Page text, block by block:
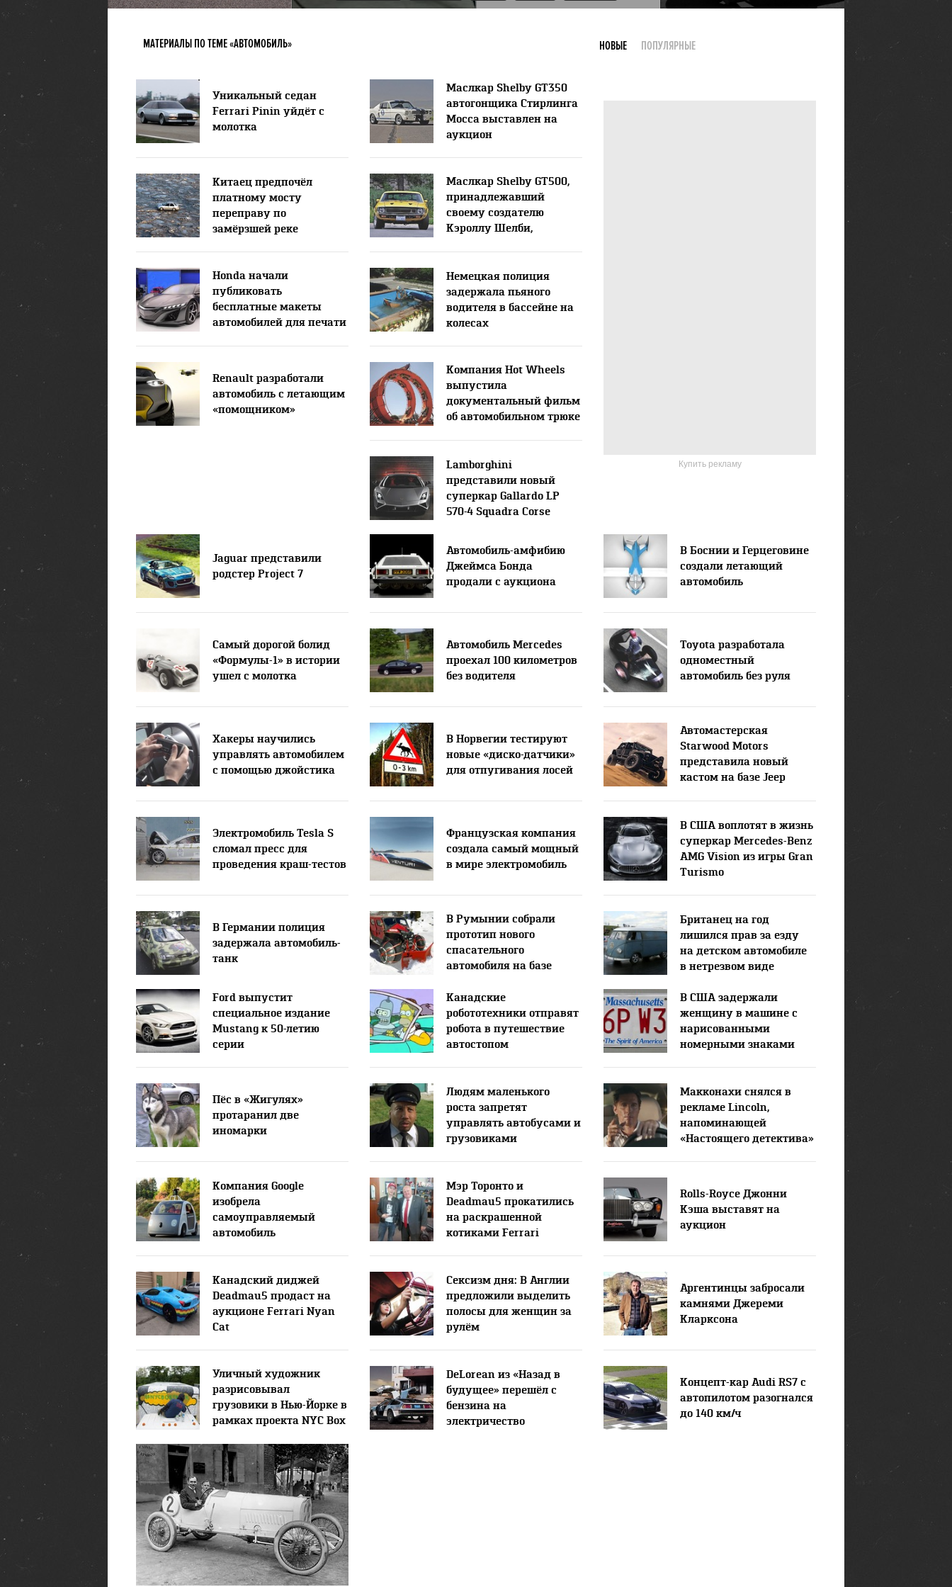
МАТЕРИАЛЫ ПО ТЕМЕ «АВТОМОБИЛЬ» НОВЫЕ ПОПУЛЯРНЫЕ
Купить рекламу
Уникальный седан
Ferrari Pinin уйдёт с
молотка
Китаец предпочёл
платному мосту
переправу по
замёрзшей реке
Honda начали
публиковать
бесплатные макеты
автомобилей для печати
Renault разработали
автомобиль с летающим
«помощником»
Маслкар Shelby GT350
автогонщика Стирлинга
Мосса выставлен на
аукцион
Маслкар Shelby GT500,
принадлежавший
своему создателю
Кэроллу Шелби,
Немецкая полиция
задержала пьяного
водителя в бассейне на
колесах
Компания Hot Wheels
выпустила
документальный фильм
об автомобильном трюке
Lamborghini
представили новый
суперкар Gallardo LP
570-4 Squadra Corse
Jaguar представили
родстер Project 7
Самый дорогой болид
«Формулы-1» в истории
ушел с молотка
Хакеры научились
управлять автомобилем
с помощью джойстика
Электромобиль Tesla S
сломал пресс для
проведения краш-тестов
В Германии полиция
задержала автомобиль-
танк
Автомобиль-амфибию
Джеймса Бонда
продали с аукциона
Автомобиль Mercedes
проехал 100 километров
без водителя
В Норвегии тестируют
новые «диско-датчики»
для отпугивания лосей
Французская компания
создала самый мощный
в мире электромобиль
В Румынии собрали
прототип нового
спасательного
автомобиля на базе
В Боснии и Герцеговине
создали летающий
автомобиль
Toyota разработала
одноместный
автомобиль без руля
Автомастерская
Starwood Motors
представила новый
кастом на базе Jeep
В США воплотят в жизнь
суперкар Mercedes-Benz
AMG Vision из игры Gran
Turismo
Британец на год
лишился прав за езду
на детском автомобиле
в нетрезвом виде
Ford выпустит
специальное издание
Mustang к 50-летию
серии
Пёс в «Жигулях»
протаранил две
иномарки
Компания Google
изобрела
самоуправляемый
автомобиль
Канадский диджей
Deadmau5 продаст на
аукционе Ferrari Nyan
Cat
Уличный художник
разрисовывал
грузовики в Нью-Йорке в
рамках проекта NYC Box
Канадские
робототехники отправят
робота в путешествие
автостопом
Людям маленького
роста запретят
управлять автобусами и
грузовиками
Мэр Торонто и
Deadmau5 прокатились
на раскрашенной
котиками Ferrari
Сексизм дня: В Англии
предложили выделить
полосы для женщин за
рулём
DeLorean из «Назад в
будущее» перешёл с
бензина на
электричество
В США задержали
женщину в машине с
нарисованными
номерными знаками
Макконахи снялся в
рекламе Lincoln,
напоминающей
«Настоящего детектива»
Rolls-Royce Джонни
Кэша выставят на
аукцион
Аргентинцы забросали
камнями Джереми
Кларксона
Концепт-кар Audi RS7 с
автопилотом разогнался
до 140 км/ч